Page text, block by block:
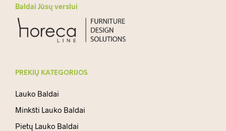
Baldai Jūsų verslui
PREKIŲ KATEGORIJOS
Lauko Baldai
Minkšti Lauko Baldai
Pietų Lauko Baldai